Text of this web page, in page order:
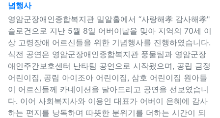
념행사
새창으로 보기
영암군장애인종합복지관 밀알홀에서 “사랑해孝 감사해孝"
슬로건으로 지난 5월 8일 어버이날을 맞아 지역의 70세 이
상 고령장애 어르신들을 위한 기념행사를 진행하였습니다.
식전 공연은 영암군장애인종합복지관 풍물팀과 영암군장
애인주간보호센터 난타팀 공연으로 시작됐으며, 공립 금정
어린이집, 공립 아이조아 어린이집, 삼호 어린이집 원아들
이 어르신들께 카네이션을 달아드리고 공연을 선보였습니
다. 이어 사회복지사와 이용인 대표가 어버이 은혜에 감사
하는 편지를 낭독하며 따뜻한 분위기를 더하는 시간이 되